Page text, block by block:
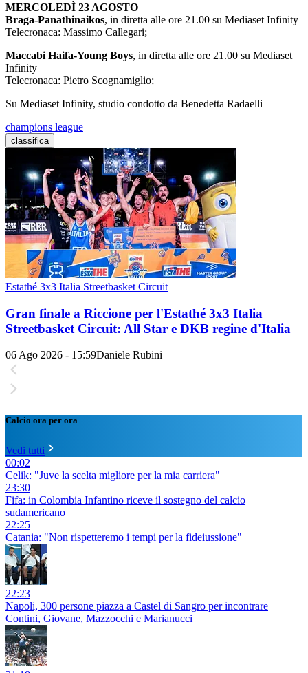
MERCOLEDÌ 23 AGOSTO
Braga-Panathinaikos, in diretta alle ore 21.00 su Mediaset Infinity
Telecronaca: Massimo Callegari;
Maccabi Haifa-Young Boys, in diretta alle ore 21.00 su Mediaset
Infinity
Telecronaca: Pietro Scognamiglio;
Su Mediaset Infinity, studio condotto da Benedetta Radaelli
champions league
classifica
Estathé 3x3 Italia Streetbasket Circuit
Gran finale a Riccione per l'Estathé 3x3 Italia
Streetbasket Circuit: All Star e DKB regine d'Italia
06 Ago 2026 - 15:59Daniele Rubini
Calcio ora per ora
Vedi tutti
00:02
Celik: "Juve la scelta migliore per la mia carriera"
23:30
Fifa: in Colombia Infantino riceve il sostegno del calcio
sudamericano
22:25
Catania: "Non rispetteremo i tempi per la fideiussione"
22:23
Napoli, 300 persone piazza a Castel di Sangro per incontrare
Contini, Giovane, Mazzocchi e Marianucci